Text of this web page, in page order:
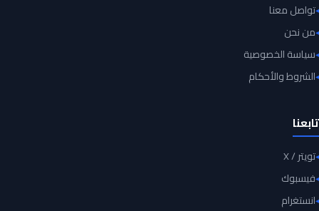
تواصل معنا
من نحن
سياسة الخصوصية
الشروط والأحكام
تابعنا
تويتر / X
فيسبوك
انستغرام